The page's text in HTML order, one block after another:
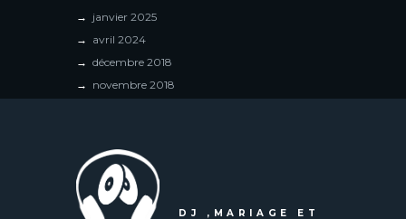
janvier 2025
avril 2024
décembre 2018
novembre 2018
DJ ,MARIAGE ET